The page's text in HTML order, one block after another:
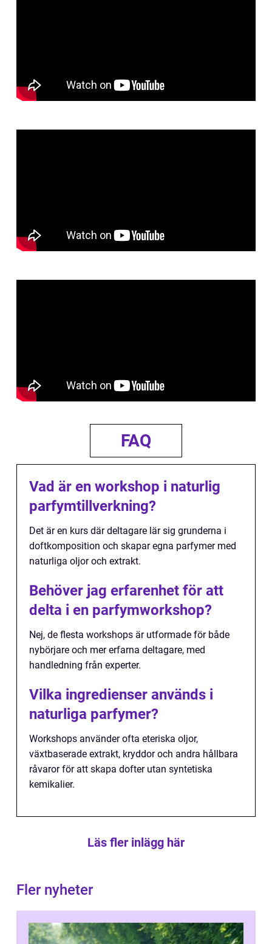
FAQ
Vad är en workshop i naturlig
parfymtillverkning?
Det är en kurs där deltagare lär sig grunderna i
doftkomposition och skapar egna parfymer med
naturliga oljor och extrakt.
Behöver jag erfarenhet för att
delta i en parfymworkshop?
Nej, de flesta workshops är utformade för både
nybörjare och mer erfarna deltagare, med
handledning från experter.
Vilka ingredienser används i
naturliga parfymer?
Workshops använder ofta eteriska oljor,
växtbaserade extrakt, kryddor och andra hållbara
råvaror för att skapa dofter utan syntetiska
kemikalier.
Läs fler inlägg här
Fler nyheter